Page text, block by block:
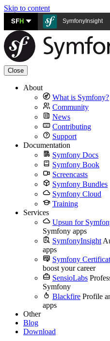
Skip to content
SFH SymfonyInsight
Close
About
What is Symfony?
Community
News
Contributing
Support
Documentation
Symfony Docs
Symfony Book
Screencasts
Symfony Bundles
Symfony Cloud
Training
Services
Upsun for
Symfony apps
SymfonyInsight
apps
Symfony
boost your career
SensioLabs
Symfony
Blackfire Profile
apps
Other
Blog
Download